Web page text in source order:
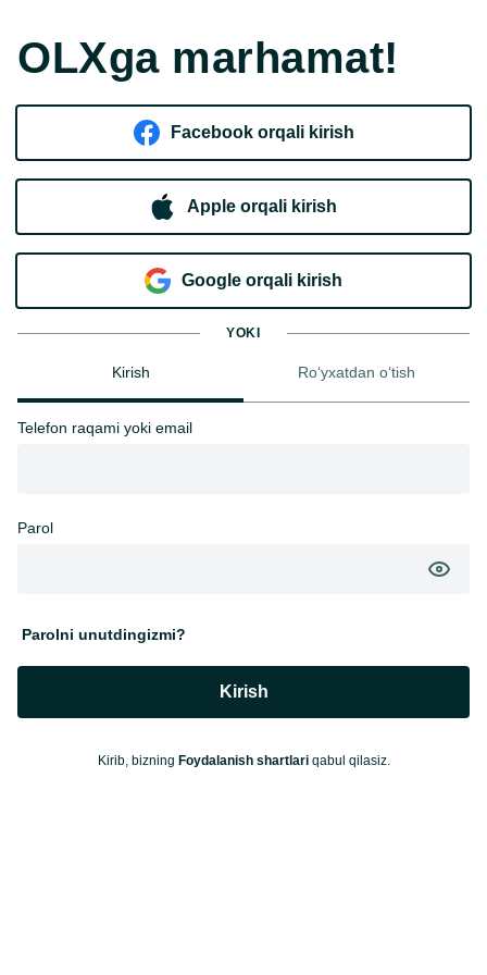
OLXga marhamat!
Facebook orqali kirish​
Apple orqali kirish
Goo​g​le orqali kirish
YOKI
Kirish Ro‘yxatdan o‘tish
Telefon raqami yoki email
Parol
Parolni unutdingizmi?
Kirish
Kirib, bizning Foydalanish shartlariqabul qilasiz.